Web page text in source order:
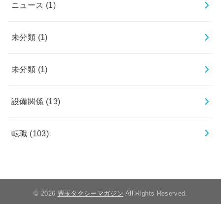
ニュース (1)
未分類 (1)
未分類 (1)
設備関係 (13)
転職 (103)
© 2026 豊玉タクシーマガジン All Rights Reserved.